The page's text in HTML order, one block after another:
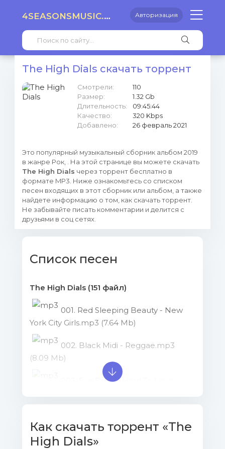
4SEASONSMUSIC.RU Авторизация
The High Dials скачать торрент
Смотрели:
110
Размер:
1.32 Gb
Длительность:
09:45:44
Качество:
320 Kbps
Добавлено:
26 февраль 2021
Это популярный музыкальный сборник альбом 2019
в жанре Рок, . На этой странице вы можете скачать
The High Dials через торрент бесплатно в
формате MP3. Ниже ознакомьтесь со списком
песен входящих в этот сборник или альбом, а также
найдете информацию о том, как скачать торрент.
Не забывайте писать комментарии и делится с
друзьями в соц сетях.
Список песен
The High Dials (151 файл)
001. Red Sleeping Beauty - New
York City Girls.mp3 (7.64 Mb)
002. Black Midi - Reggae.mp3
(8.09 Mb)
003. Eve Belle - Hard To Love
(11.49 Mb)
Как скачать торрент «The
High Dials»